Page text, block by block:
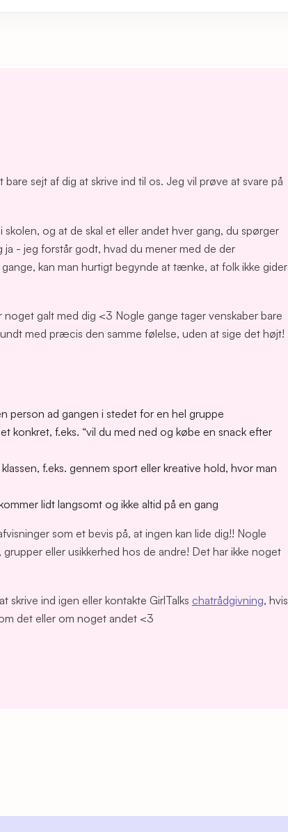
sejt af dig at skrive ind til os. Jeg vil prøve at svare på
skolen, og at de skal et eller andet hver gang, du spørger
- jeg forstår godt, hvad du mener med de der
kan man hurtigt begynde at tænke, at folk ikke gider
noget galt med dig <3 Nogle gange tager venskaber bare
med præcis den samme følelse, uden at sige det højt!
person ad gangen i stedet for en hel gruppe
konkret, f.eks. “vil du med ned og købe en snack efter
f.eks. gennem sport eller kreative hold, hvor man
lidt langsomt og ikke altid på en gang
som et bevis på, at ingen kan lide dig!! Nogle
eller usikkerhed hos de andre! Det har ikke noget
skrive ind igen eller kontakte GirlTalks chatrådgivning, hvis
det eller om noget andet <3